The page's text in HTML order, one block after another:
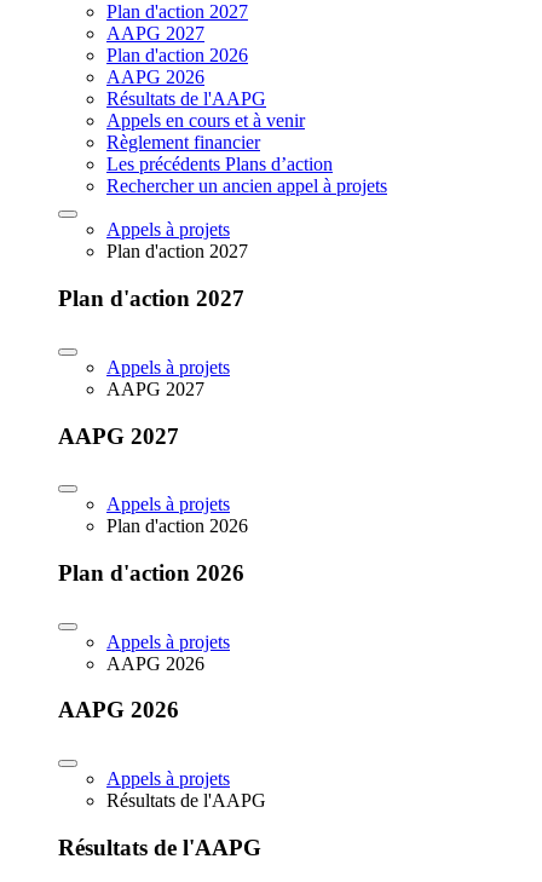
Plan d'action 2027
AAPG 2027
Plan d'action 2026
AAPG 2026
Résultats de l'AAPG
Appels en cours et à venir
Règlement financier
Les précédents Plans d’action
Rechercher un ancien appel à projets
Appels à projets
Plan d'action 2027
Plan d'action 2027
Appels à projets
AAPG 2027
AAPG 2027
Appels à projets
Plan d'action 2026
Plan d'action 2026
Appels à projets
AAPG 2026
AAPG 2026
Appels à projets
Résultats de l'AAPG
Résultats de l'AAPG